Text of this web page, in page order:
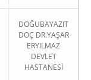
DOĞUBAYAZIT
DOÇ DR.YAŞAR
ERYILMAZ
DEVLET
HASTANESİ